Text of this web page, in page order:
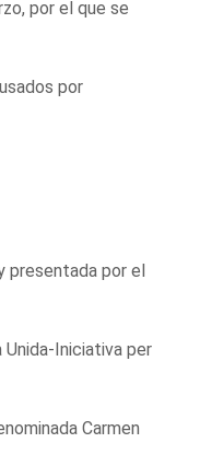
por el que se
por
presentada por el
Iniciativa per
Carmen